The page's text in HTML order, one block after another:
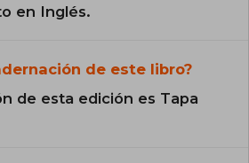
en Inglés.
de este libro?
de esta edición es Tapa